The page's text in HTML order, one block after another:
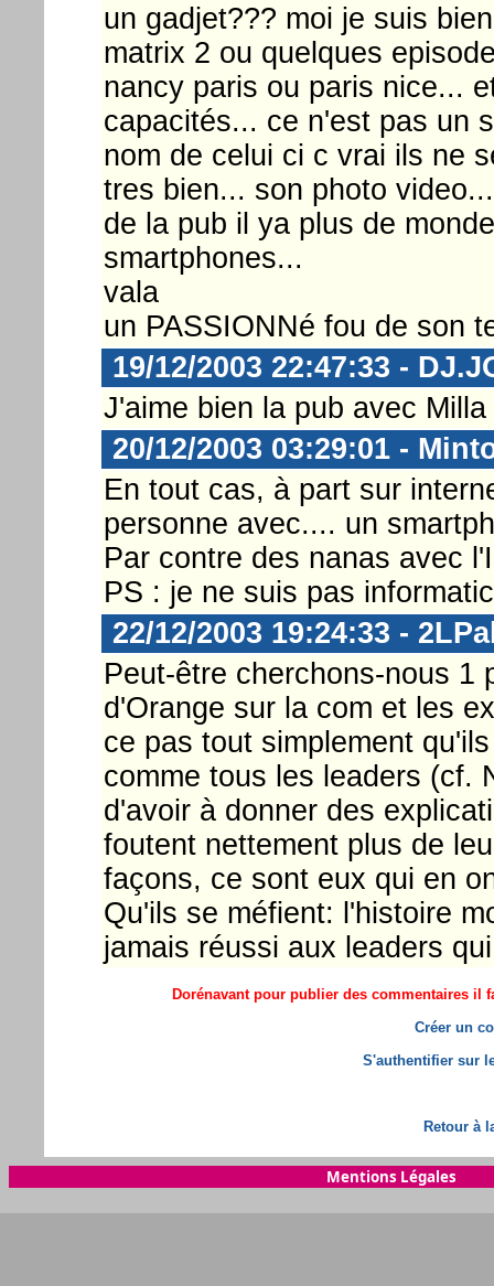
un gadjet??? moi je suis
matrix 2 ou quelques
nancy paris ou paris nice...
capacités... ce n'est pas un
nom de celui ci c vrai ils ne
tres bien... son photo
de la pub il ya plus de
smartphones...
vala
un PASSIONNé fou de son
19/12/2003 22:47:33 -
J'aime bien la pub avec Milla
20/12/2003 03:29:01 -
En tout cas, à part sur
personne avec.... un
Par contre des nanas avec
PS : je ne suis pas
22/12/2003 19:24:33 -
Peut-être cherchons-nous 1
d'Orange sur la com et les
ce pas tout simplement
comme tous les leaders (cf.
d'avoir à donner des
foutent nettement plus de
façons, ce sont eux qui en
Qu'ils se méfient: l'histoire
jamais réussi aux leaders
Dorénavant pour publier des commentaires il
Créer un
S'authentifier sur
Retour à
Mentions Légales